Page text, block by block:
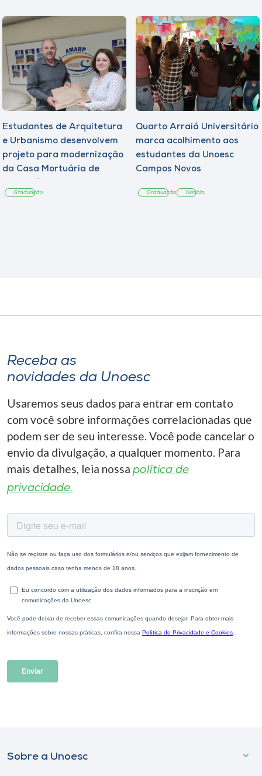
Estudantes de Arquitetura
e Urbanismo desenvolvem
projeto para modernização
da Casa Mortuária de
Graduação
Quarto Arraiá Universitário
marca acolhimento aos
estudantes da Unoesc
Campos Novos
Graduação Notícia
Receba as
novidades da Unoesc
Usaremos seus dados para entrar em contato
com você sobre informações correlacionadas que
podem ser de seu interesse. Você pode cancelar o
envio da divulgação, a qualquer momento. Para
mais detalhes, leia nossa política de
privacidade.
Sobre a Unoesc